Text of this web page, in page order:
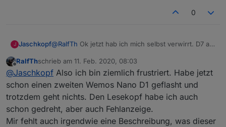
Nun ist die Frage, welcher GPIO ist der richtige für
0
J Jaschkopf@RalfTh Ok jetzt hab ich mich selbst verwirrt. D7 am
selbst nochmal nachschlagen gerade.
Aber das sich dein Skript immer wieder deaktiviert
ist nicht richtig. Ich hatte den Fall bei mir auch mal
und musste die Firmware neu flashen. Scheint ein
Bug zu sein. Vergiss nur nicht den CFG_HOLDER zu
verändern bevor du neu compilierst, wie in der
Anleitung beschrieben.
Gruß Jaschkopf
Offline
RalfThschrieb am 11. Feb. 2020, 08:03
zuletzt editiert von
@Jaschkopf Also ich bin ziemlich frustriert. Habe jetzt
schon einen zweiten Wemos Nano D1 geflasht und
trotzdem geht nichts. Den Lesekopf habe ich auch
schon gedreht, aber auch Fehlanzeige.
Mir fehlt auch irgendwie eine Beschreibung, was dieser